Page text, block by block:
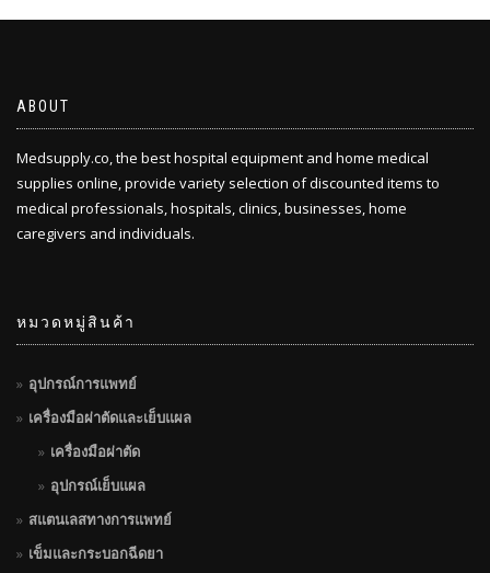
ABOUT
Medsupply.co, the best hospital equipment and home medical
supplies online, provide variety selection of discounted items to
medical professionals, hospitals, clinics, businesses, home
caregivers and individuals.
หมวดหมู่สินค้า
อุปกรณ์การแพทย์
เครื่องมือผ่าตัดและเย็บแผล
เครื่องมือผ่าตัด
อุปกรณ์เย็บแผล
สแตนเลสทางการแพทย์
เข็มและกระบอกฉีดยา